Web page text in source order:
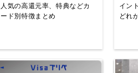
人気の高還元率、特典などカ
ード別特徴まとめ
イン
どれ